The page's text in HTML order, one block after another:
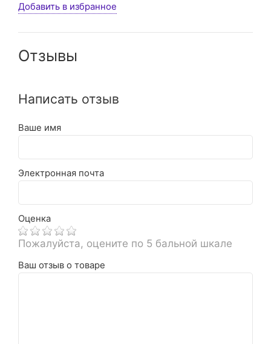
Добавить в избранное
Отзывы
Написать отзыв
Ваше имя
Электронная почта
Оценка
Пожалуйста, оцените по 5 бальной шкале
Ваш отзыв о товаре